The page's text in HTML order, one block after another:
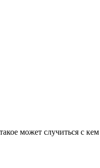
может случиться с